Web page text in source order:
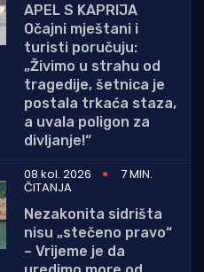
APEL S KAPRIJA
Očajni mještani i
turisti poručuju:
„Živimo u strahu od
tragedije, šetnica je
postala trkaća staza,
a uvala poligon za
divljanje!“
08 kol. 2026
7 MIN.
ČITANJA
Nezakonita sidrišta
nisu „stečeno pravo“
– Vrijeme je da